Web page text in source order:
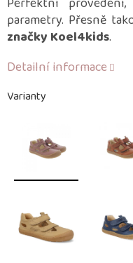
Varianty
parametry. Přesně
značky Koel4kids.
Detailní informace